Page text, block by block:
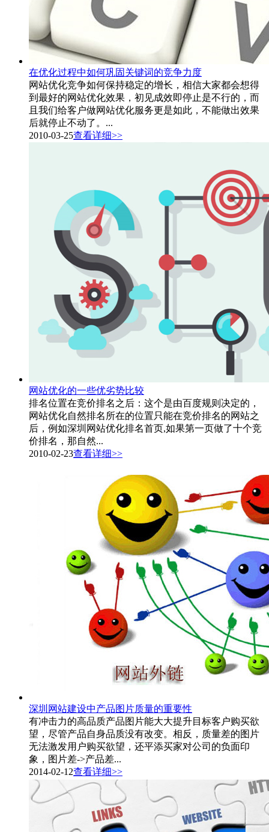
在优化过程中如何巩固关键词的竞争力度
网站优化竞争如何保持稳定的增长，相信大家都会想得
到最好的网站优化效果，初见成效即停止是不行的，而
且我们给客户做网站优化服务更是如此，不能做出效果
后就停止不动了。...
2010-03-25查看详细>>
网站优化的一些优劣势比较
排名位置在竞价排名之后：这个是由百度规则决定的，
网站优化自然排名所在的位置只能在竞价排名的网站之
后，例如深圳网站优化排名首页,如果第一页做了十个竞
价排名，那自然...
2010-02-23查看详细>>
深圳网站建设中产品图片质量的重要性
有冲击力的高品质产品图片能大大提升目标客户购买欲
望，尽管产品自身品质没有改变。相反，质量差的图片
无法激发用户购买欲望，还平添买家对公司的负面印
象，图片差->产品差...
2014-02-12查看详细>>